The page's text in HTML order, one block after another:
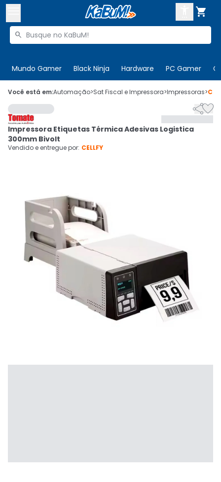

Buscar produtos

Mundo Gamer Black Ninja Hardware PC Gamer
 Olá. Acesse sua conta
 Departamentos
Cupons
CADASTRE-SE
Você está em:Automação>Sat Fiscal e Impressora>Impressoras>

Impressora Etiquetas Térmica Adesivas Logistica
300mm Bivolt
Vendido e entregue por: CELLFY